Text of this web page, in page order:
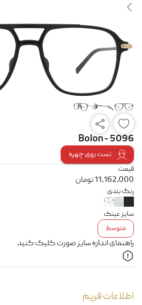
Bolon - 5096
تست روی چهره
قیمت
11,162,000تومان
رنگ بندی
سایز عینک
متوسط
راهنمای اندازه سایز صورت کلیک کنید
اطلاعات فریم